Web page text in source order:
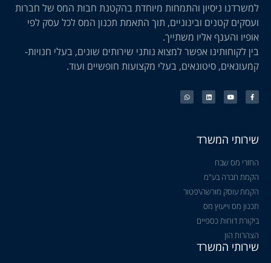
למשרדנו ניסיון והתמחות מיוחדת בהקטנת חבות המס של חברות
ועסקים קטנים ובינוניים, תוך התאמת תכנון המס לכל עסק לפי
אופיו והענף אליו משתייך.
בין לקוחותינו אפשר למצוא נותני שירותים שונים, בעלי חנויות-
קמעונאים, סיטונאים, בעלי מקצועות חופשיים ועוד.
שירותי המשרד
החזרי מס שבח
הקמת חברה בע"מ
הקמת עוסק מורשה\פטור
תכנון מס וייעוץ מס
ביקורת דוחות כספיים
הצהרות הון
שירותי המשרד